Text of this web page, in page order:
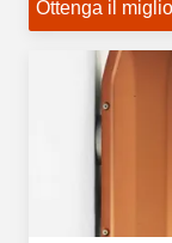
Ottenga il